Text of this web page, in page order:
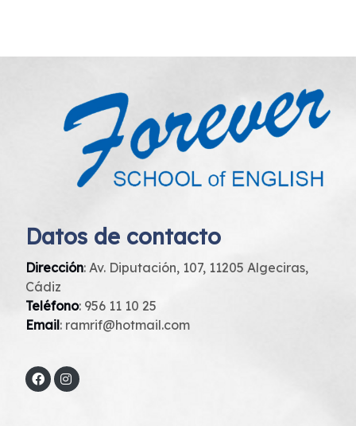
Datos de contacto
Dirección: Av. Diputación, 107, 11205 Algeciras,
Cádiz
Teléfono: 956 11 10 25
Email: ramrif@hotmail.com